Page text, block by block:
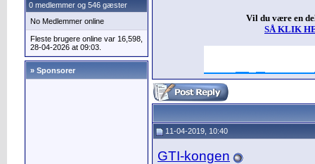
0 medlemmer og 546 gæster
No Medlemmer online
Fleste brugere online var 16,598,
28-04-2026 at 09:03.
» Sponsorer
Vil du være en
SÅ KLIK
11-04-2019, 10:40
GTI-kongen